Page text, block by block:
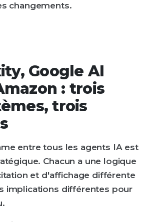
changements.
Google AI
: trois
trois
entre tous les agents IA est
Chacun a une logique
et d'affichage différente
implications différentes pour